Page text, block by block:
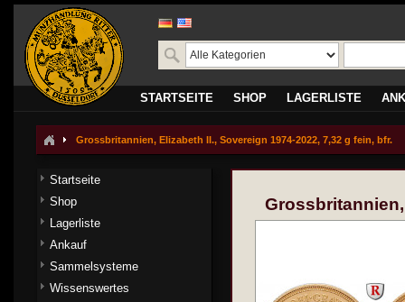
STARTSEITE SHOP LAGERLISTE
Grossbritannien, Elizabeth II., Sovereign 1974-2022, 7,32 g fein, bfr.
Startseite
Shop
Lagerliste
Ankauf
Sammelsysteme
Wissenswertes